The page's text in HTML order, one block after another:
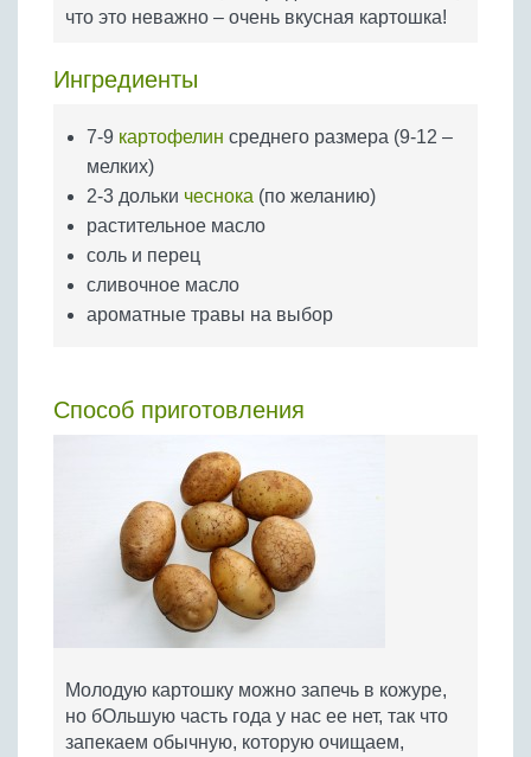
Бобовые
Крупы
что это неважно – очень вкусная картошка!
Ингредиенты
7-9 картофелин среднего размера (9-12 –
мелких)
2-3 дольки чеснока (по желанию)
растительное масло
соль и перец
сливочное масло
ароматные травы на выбор
Способ приготовления
Молодую картошку можно запечь в кожуре,
но бОльшую часть года у нас ее нет, так что
запекаем обычную, которую очищаем,